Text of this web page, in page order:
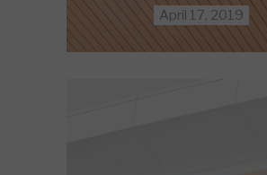
April 17, 2019